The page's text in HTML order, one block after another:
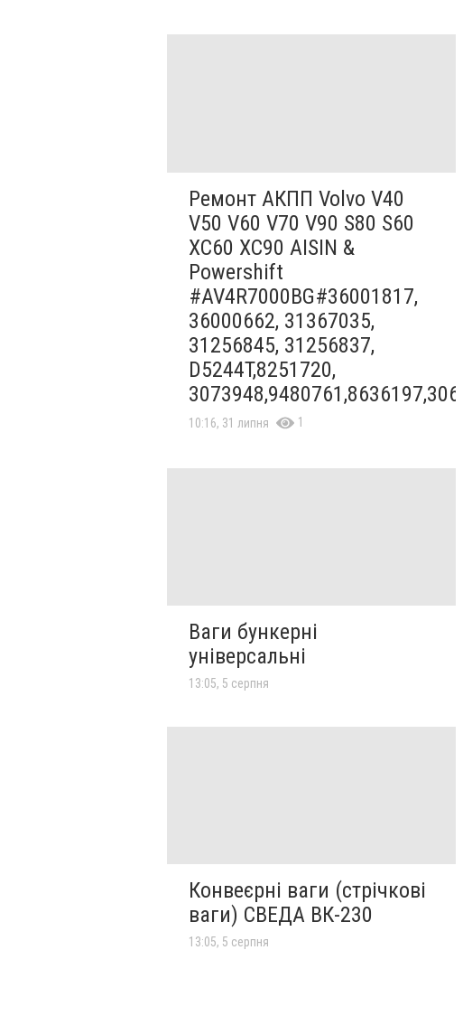
Ремонт АКПП Volvo V40
V50 V60 V70 V90 S80 S60
XC60 XC90 AISIN &
Powershift
#AV4R7000BG#36001817,
36000662, 31367035,
31256845, 31256837,
D5244T,8251720,
10:16, 31 липня 1
Ваги бункерні
універсальні
13:05, 5 серпня
Конвеєрні ваги (стрічкові
ваги) СВЕДА ВК-230
13:05, 5 серпня